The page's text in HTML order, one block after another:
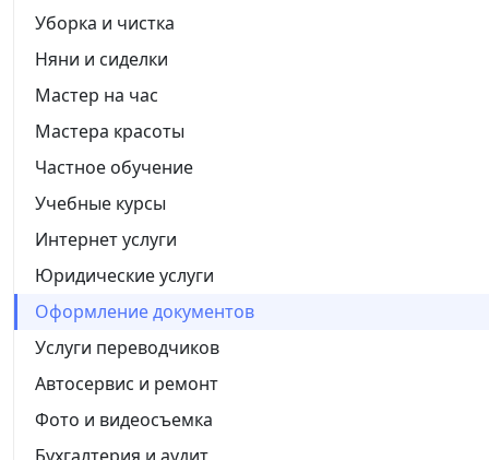
Уборка и чистка
Няни и сиделки
Мастер на час
Мастера красоты
Частное обучение
Учебные курсы
Интернет услуги
Юридические услуги
Оформление документов
Услуги переводчиков
Автосервис и ремонт
Фото и видеосъемка